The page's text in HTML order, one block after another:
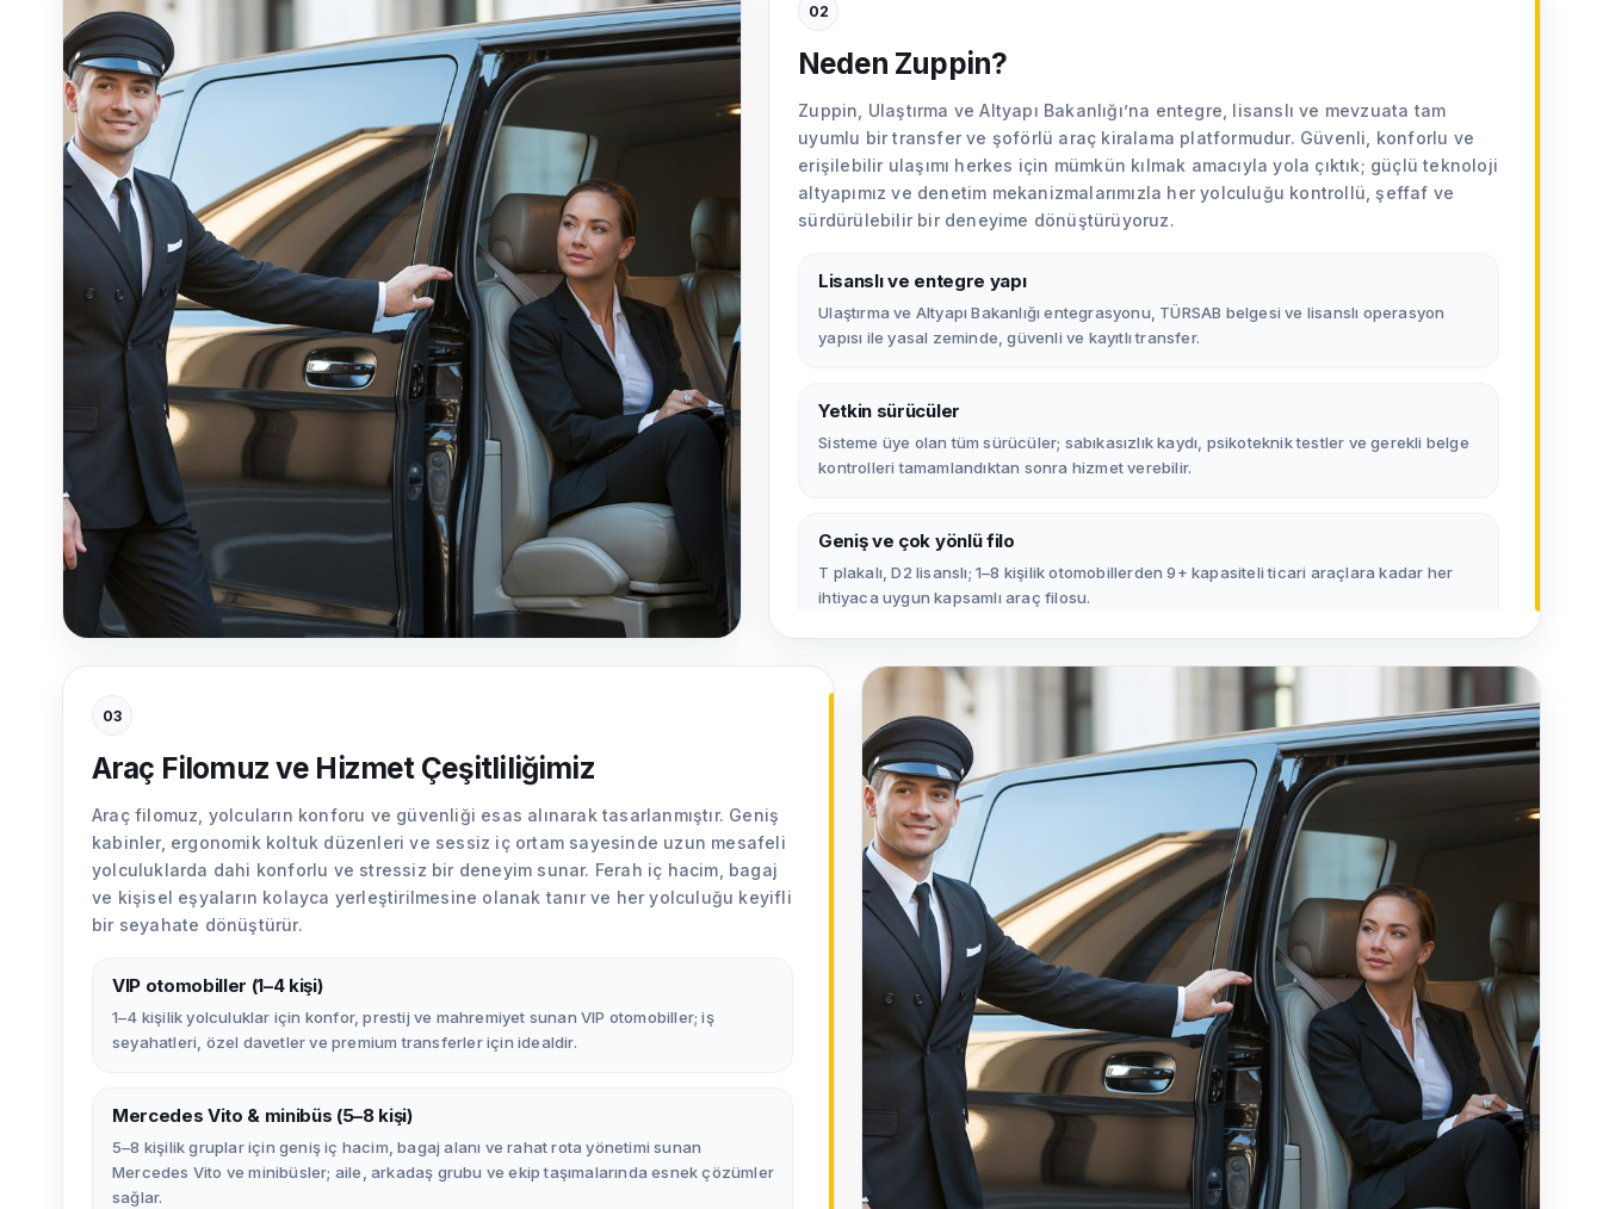
02
Neden Zuppin?
Zuppin, Ulaştırma ve Altyapı Bakanlığı’na entegre, lisanslı ve mevzuata tam
uyumlu bir transfer ve şoförlü araç kiralama platformudur. Güvenli, konforlu ve
erişilebilir ulaşımı herkes için mümkün kılmak amacıyla yola çıktık; güçlü teknoloji
altyapımız ve denetim mekanizmalarımızla her yolculuğu kontrollü, şeffaf ve
sürdürülebilir bir deneyime dönüştürüyoruz.
Lisanslı ve entegre yapı
Ulaştırma ve Altyapı Bakanlığı entegrasyonu, TÜRSAB belgesi ve lisanslı operasyon
yapısı ile yasal zeminde, güvenli ve kayıtlı transfer.
Yetkin sürücüler
Sisteme üye olan tüm sürücüler; sabıkasızlık kaydı, psikoteknik testler ve gerekli belge
kontrolleri tamamlandıktan sonra hizmet verebilir.
Geniş ve çok yönlü filo
T plakalı, D2 lisanslı; 1–8 kişilik otomobillerden 9+ kapasiteli ticari araçlara kadar her
ihtiyaca uygun kapsamlı araç filosu.
Şeffaf ve güvenli ödeme
Ödemeler yalnızca kredi kartı ile alınır; nakit işlem yapılmaz. Böylece hem güvenlik hem
de kayıtlı ve şeffaf bir ödeme deneyimi sağlanır.
Müşteri memnuniyeti ve sürekli denetim
%95’in üzerinde müşteri memnuniyeti, binlerce olumlu yorum ve puanlama sistemiyle
sürekli izlenen araç ve sürücüler sayesinde her yolculukta tutarlı kalite ve güvence
03
Araç Filomuz ve Hizmet Çeşitliliğimiz
Araç filomuz, yolcuların konforu ve güvenliği esas alınarak tasarlanmıştır. Geniş
kabinler, ergonomik koltuk düzenleri ve sessiz iç ortam sayesinde uzun mesafeli
yolculuklarda dahi konforlu ve stressiz bir deneyim sunar. Ferah iç hacim, bagaj
ve kişisel eşyaların kolayca yerleştirilmesine olanak tanır ve her yolculuğu keyifli
bir seyahate dönüştürür.
VIP otomobiller (1–4 kişi)
1–4 kişilik yolculuklar için konfor, prestij ve mahremiyet sunan VIP otomobiller; iş
seyahatleri, özel davetler ve premium transferler için idealdir.
Mercedes Vito & minibüs (5–8 kişi)
5–8 kişilik gruplar için geniş iç hacim, bagaj alanı ve rahat rota yönetimi sunan
Mercedes Vito ve minibüsler; aile, arkadaş grubu ve ekip taşımalarında esnek çözümler
sağlar.